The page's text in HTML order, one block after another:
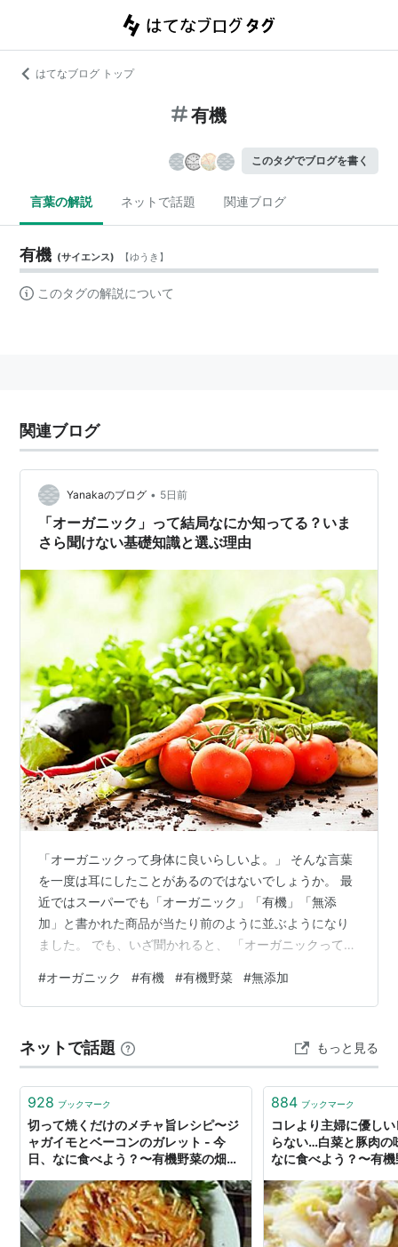
はてなブログ トップ
有機
このタグでブログを書く
言葉の解説 ネットで話題 関連ブログ
有機 (サイエンス) 【ゆうき 】
このタグの解説について
関連ブログ
Yanakaのブログ • 5日前
「オーガニック」って結局なにか知ってる？いま
さら聞けない基礎知識と選ぶ理由
「オーガニックって身体に良いらしいよ。」 そんな言葉
を一度は耳にしたことがあるのではないでしょうか。 最
近ではスーパーでも「オーガニック」「有機」「無添
加」と書かれた商品が当たり前のように並ぶようになり
ました。 でも、いざ聞かれると、 「オーガニックって何
いの？」 と疑問に思う方も多いはずです。 実は私も以前
は、「なんとなく身体に良さそう」という程度の知識し
きっかけに、毎日食べるものや使うものを見直すように
なり、少しずつオーガニックについて学ぶようになりま
した。 この記事では、オーガニック初心…
#オーガニック #有機 #有機野菜 #無添加
ネットで話題 もっと見る
928 ブックマーク
切って焼くだけのメチャ旨レシピ〜ジ
ャガイモとベーコンのガレット - 今
日、なに食べよう？〜有機野菜の畑か
884 ブックマーク
コレより主婦に優し
らない…白菜と豚肉の
なに食べよう？〜有